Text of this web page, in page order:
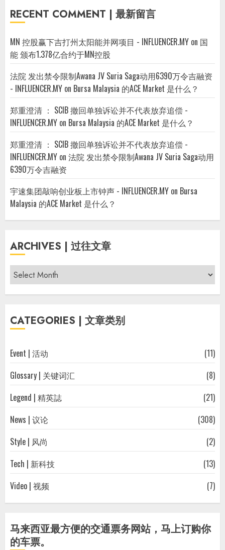
RECENT COMMENT | 最新留言
MN 控股赢下吉打州太阳能并网项目 - INFLUENCER.MY on 国
能 颁布1.378亿合约于MN控股
法院 发出禁令限制Awana JV Suria Saga动用6390万令吉融资
- INFLUENCER.MY on Bursa Malaysia 的ACE Market 是什么？
郑重澄清 ： SCIB 撤回单独诉讼并不代表放弃追偿 -
INFLUENCER.MY on Bursa Malaysia 的ACE Market 是什么？
郑重澄清 ： SCIB 撤回单独诉讼并不代表放弃追偿 -
INFLUENCER.MY on 法院 发出禁令限制Awana JV Suria Saga动用
6390万令吉融资
宇速集团敲响创业板上市钟声 - INFLUENCER.MY on Bursa
Malaysia 的ACE Market 是什么？
ARCHIVES | 过往文章
Archives
|
过
文
CATEGORIES | 文章类别
Event | 活动
(11)
Glossary | 关键词汇
(8)
Legend | 精英誌
(21)
News | 议论
(308)
Style | 风尚
(2)
Tech | 新科技
(13)
Video | 视频
(7)
马来西亚最方便的交通票务网站，马上订购你
的车票。